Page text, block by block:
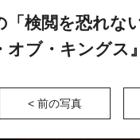
「検閲を恐れな
オブ・キングス
< 前の写真